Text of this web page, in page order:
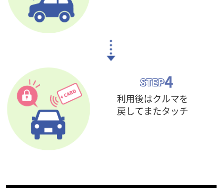
STEP4
利用後はクルマを
戻してまたタッチ